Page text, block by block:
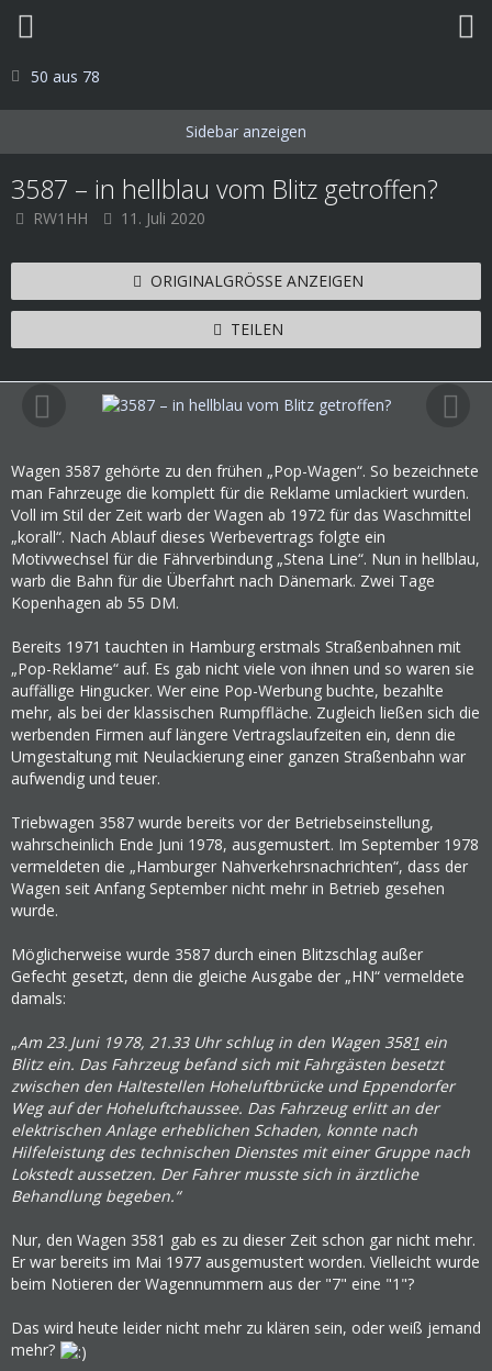
50 aus 78
3587 – in hellblau vom Blitz getroffen?
RW1HH 11. Juli 2020
ORIGINALGRÖSSE ANZEIGEN
TEILEN
Wagen 3587 gehörte zu den frühen „Pop-Wagen“. So bezeichnete
man Fahrzeuge die komplett für die Reklame umlackiert wurden.
Voll im Stil der Zeit warb der Wagen ab 1972 für das Waschmittel
„korall“. Nach Ablauf dieses Werbevertrags folgte ein
Motivwechsel für die Fährverbindung „Stena Line“. Nun in hellblau,
warb die Bahn für die Überfahrt nach Dänemark. Zwei Tage
Kopenhagen ab 55 DM.
Bereits 1971 tauchten in Hamburg erstmals Straßenbahnen mit
„Pop-Reklame“ auf. Es gab nicht viele von ihnen und so waren sie
auffällige Hingucker. Wer eine Pop-Werbung buchte, bezahlte
mehr, als bei der klassischen Rumpffläche. Zugleich ließen sich die
werbenden Firmen auf längere Vertragslaufzeiten ein, denn die
Umgestaltung mit Neulackierung einer ganzen Straßenbahn war
aufwendig und teuer.
Triebwagen 3587 wurde bereits vor der Betriebseinstellung,
wahrscheinlich Ende Juni 1978, ausgemustert. Im September 1978
vermeldeten die „Hamburger Nahverkehrsnachrichten“, dass der
Wagen seit Anfang September nicht mehr in Betrieb gesehen
wurde.
Möglicherweise wurde 3587 durch einen Blitzschlag außer
Gefecht gesetzt, denn die gleiche Ausgabe der „HN“ vermeldete
damals:
„Am 23. Juni 19 78, 21.33 Uhr schlug in den Wagen 3581 ein
Blitz ein. Das Fahrzeug befand sich mit Fahrgästen besetzt
zwischen den Haltestellen Hoheluftbrücke und Eppendorfer
Weg auf der Hoheluftchaussee. Das Fahrzeug erlitt an der
elektrischen Anlage erheblichen Schaden, konnte nach
Hilfeleistung des technischen Dienstes mit einer Gruppe nach
Lokstedt aussetzen. Der Fahrer musste sich in ärztliche
Behandlung begeben.“
Nur, den Wagen 3581 gab es zu dieser Zeit schon gar nicht mehr.
Er war bereits im Mai 1977 ausgemustert worden. Vielleicht wurde
beim Notieren der Wagennummern aus der "7" eine "1"?
Das wird heute leider nicht mehr zu klären sein, oder weiß jemand
mehr?